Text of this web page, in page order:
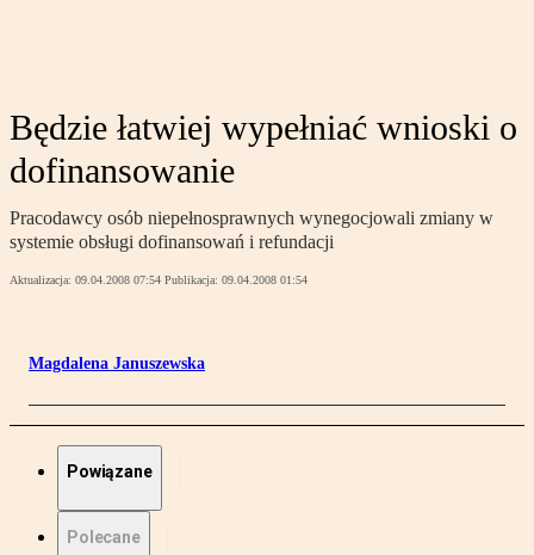
Będzie łatwiej wypełniać wnioski o
dofinansowanie
Pracodawcy osób niepełnosprawnych wynegocjowali zmiany w
systemie obsługi dofinansowań i refundacji
Aktualizacja: 09.04.2008 07:54 Publikacja: 09.04.2008 01:54
Magdalena Januszewska
Powiązane
Polecane